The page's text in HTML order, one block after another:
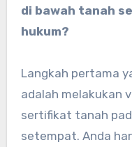
di bawah tanah
hukum?
Langkah pertama
adalah melakukan
sertifikat tanah
setempat. Anda